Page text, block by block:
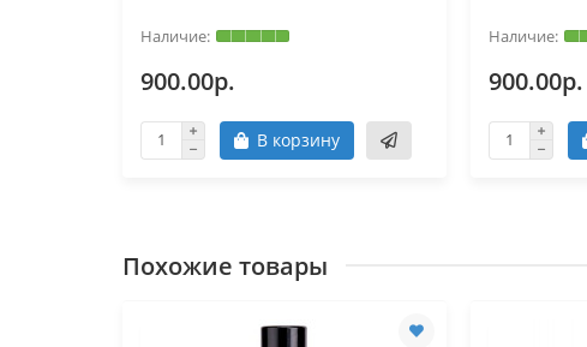
900.00р.
В корзину
900.00р.
Похожие товары